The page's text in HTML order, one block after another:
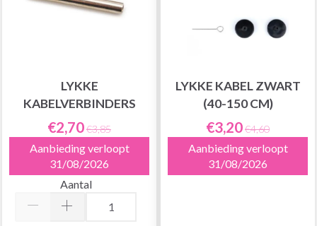
LYKKE
KABELVERBINDERS
€2,70€3,85
Aanbieding verloopt
31/08/2026
Aantal
LYKKE KABEL ZWART
(40-150 CM)
€3,20€4,60
Aanbieding verloopt
31/08/2026